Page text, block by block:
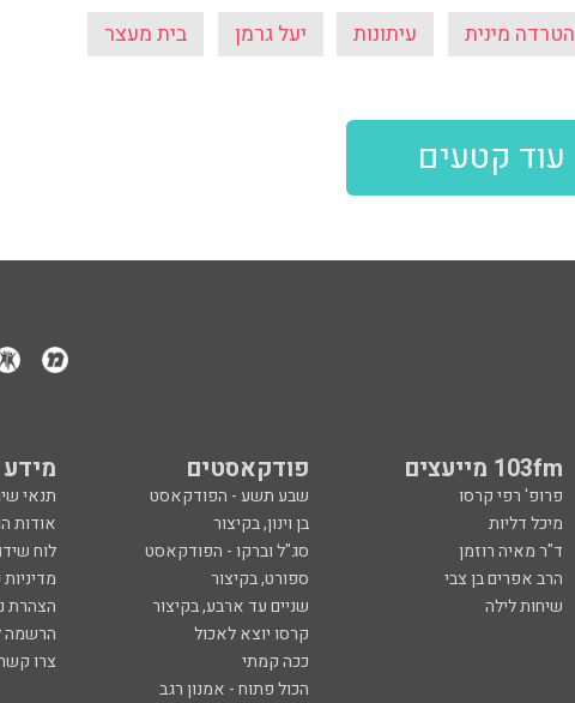
הטרדה מינית עיתונות יעל גרמן בית מעצר
עוד קטעים
103fm מייעצים פודקאסטים
פרופ' רפי קרסו שבע תשע - הפודקאסט
תנאי
מיכל דליות בן וינון, בקיצור
אודות
ד"ר מאיה רוזמן סג"ל וברקו - הפודקאסט
לוח
הרב אפרים בן צבי ספורט, בקיצור
שיחות לילה שניים עד ארבע, בקיצור
הצהרת
קרסו יוצא לאכול
הרשמה
ככה קמתי
צרו
הכול פתוח - אמנון רגב